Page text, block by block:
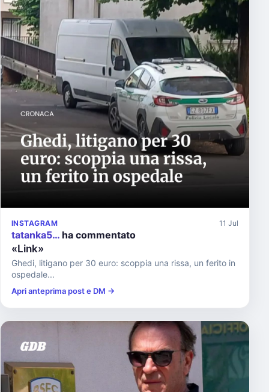
INSTAGRAM 11 Jul
tatanka5… ha commentato
«Link»
Ghedi, litigano per 30 euro: scoppia una rissa, un ferito in
ospedale...
Apri anteprima post e DM →